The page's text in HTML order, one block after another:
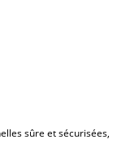
sûre et sécurisées,